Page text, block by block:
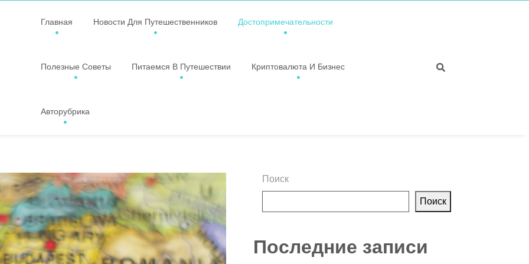
Главная Новости Для Путешественников Достопримечательности
Полезные Советы Питаемся В Путешествии Криптовалюта И Бизнес
Авторубрика
Поиск
Поиск
Последние записи